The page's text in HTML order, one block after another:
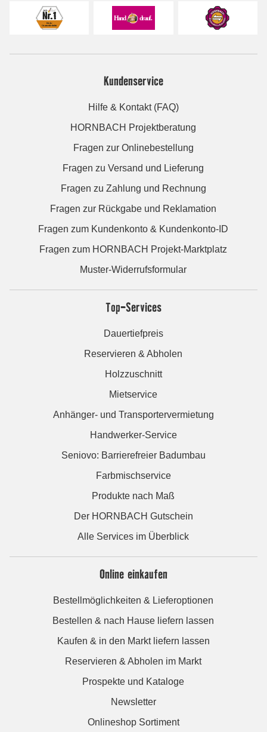
Kundenservice
Hilfe & Kontakt (FAQ)
HORNBACH Projektberatung
Fragen zur Onlinebestellung
Fragen zu Versand und Lieferung
Fragen zu Zahlung und Rechnung
Fragen zur Rückgabe und Reklamation
Fragen zum Kundenkonto & Kundenkonto-ID
Fragen zum HORNBACH Projekt-Marktplatz
Muster-Widerrufsformular
Top-Services
Dauertiefpreis
Reservieren & Abholen
Holzzuschnitt
Mietservice
Anhänger- und Transportervermietung
Handwerker-Service
Seniovo: Barrierefreier Badumbau
Farbmischservice
Produkte nach Maß
Der HORNBACH Gutschein
Alle Services im Überblick
Online einkaufen
Bestellmöglichkeiten & Lieferoptionen
Bestellen & nach Hause liefern lassen
Kaufen & in den Markt liefern lassen
Reservieren & Abholen im Markt
Prospekte und Kataloge
Newsletter
Onlineshop Sortiment